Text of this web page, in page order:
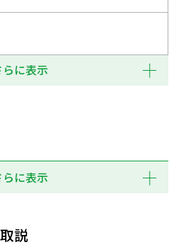
らに表示
らに表示
説